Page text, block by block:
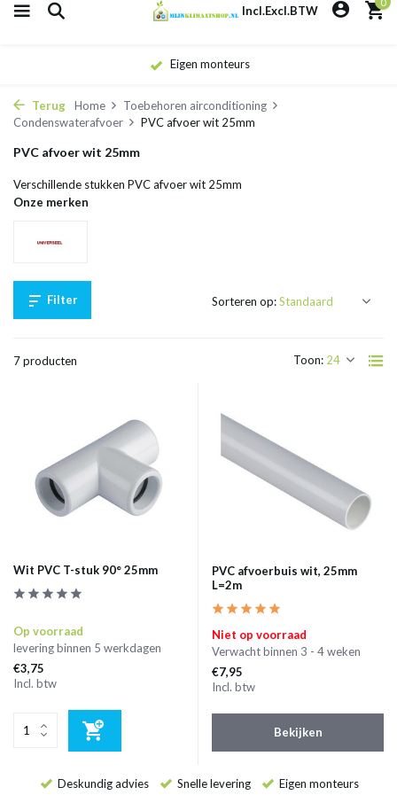
Incl.Excl.BTW
Eigen monteurs
Terug Home
Toebehoren airconditioning
Condenswaterafvoer
PVC afvoer wit 25mm
PVC afvoer wit 25mm
Verschillende stukken PVC afvoer wit 25mm
Onze merken
Filter
7 producten Toon:
Sorteren op:
Wit PVC T-stuk 90° 25mm
Op voorraad
levering binnen 5 werkdagen
€3,75
Incl. btw
PVC afvoerbuis wit, 25mm
L=2m
Niet op voorraad
Verwacht binnen 3 - 4 weken
€7,95
Incl. btw
Bekijken
Deskundig advies Snelle levering Eigen monteurs